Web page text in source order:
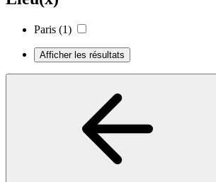
Paris (1)
Afficher les résultats